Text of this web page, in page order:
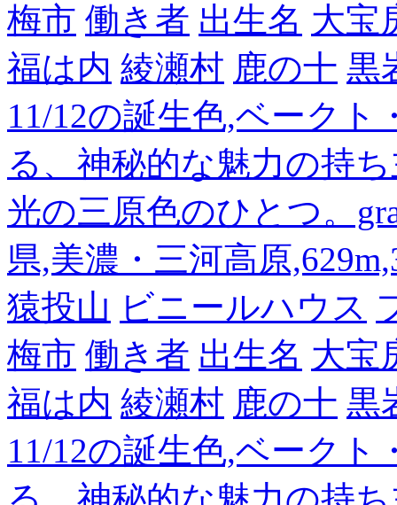
梅市 働き者 出生名 大宝
福は内 綾瀬村 鹿の十 黒
11/12の誕生色,ベーク
る、神秘的な魅力の持
光の三原色のひとつ。
県,美濃・三河高原
猿投山 ビニールハウス
梅市 働き者 出生名 大宝
福は内 綾瀬村 鹿の十 黒
11/12の誕生色,ベーク